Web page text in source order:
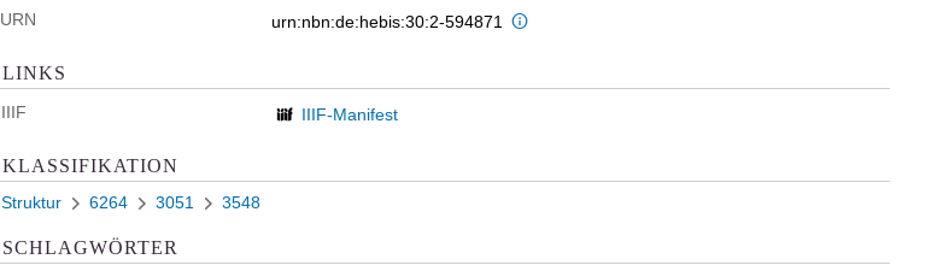
URN
urn:nbn:de:hebis:30:2-594871
LINKS
IIIF IIIF-Manifest
KLASSIFIKATION
Struktur 6264 3051 3548
SCHLAGWÖRTER